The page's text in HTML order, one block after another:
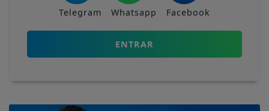
Telegram Whatsapp Facebook
ENTRAR